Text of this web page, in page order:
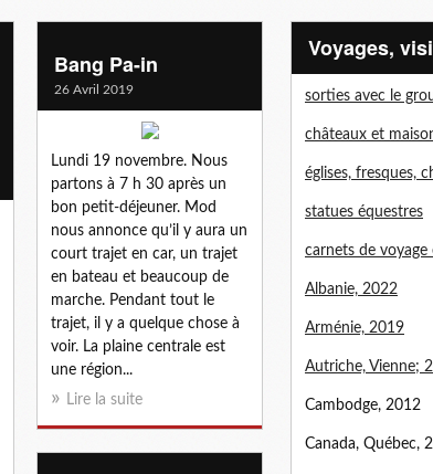
Bang Pa-in
26 Avril 2019
Lundi 19 novembre. Nous
partons à 7 h 30 après un
bon petit-déjeuner. Mod
nous annonce qu’il y aura un
court trajet en car, un trajet
en bateau et beaucoup de
marche. Pendant tout le
trajet, il y a quelque chose à
voir. La plaine centrale est
une région...
Lire la suite
voyages,
sorties avec le
châteaux et
églises, fresques,
statues équestres
carnets de voyage
Albanie, 2022
Arménie, 2019
Autriche, Vienne;
Cambodge, 2012
Canada, Québec,